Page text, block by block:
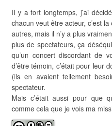
Il y a fort longtemps, j’ai
chacun veut être acteur, c’est
autres, mais il n’y a plus
plus de spectateurs, ça
qu’un concert discordant de
d’être témoin, c’était pour leur
(ils en avaient tellement
spectateur.
Mais c’était aussi pour que
comme cela que je vois ma